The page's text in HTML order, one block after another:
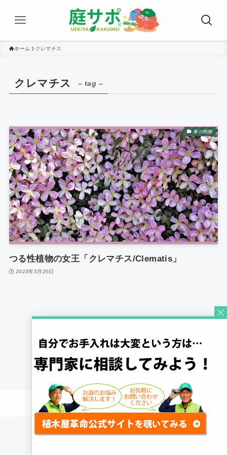
ホーム クレマチス
クレマチス – tag –
春の植物
つる性植物の女王「クレマチス/Clematis」
2023年3月20日
©Quick Gardening Co., Ltd.